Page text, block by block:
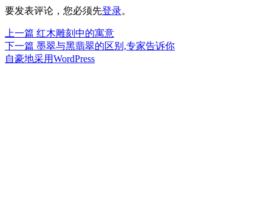
要发表评论，您必须先登录。
文
章
上一篇 上
篇
文
红木雕刻中的寓意
下一篇 下
篇
墨翠与黑翡翠的区别,专家告诉你
自豪地采用WordPress